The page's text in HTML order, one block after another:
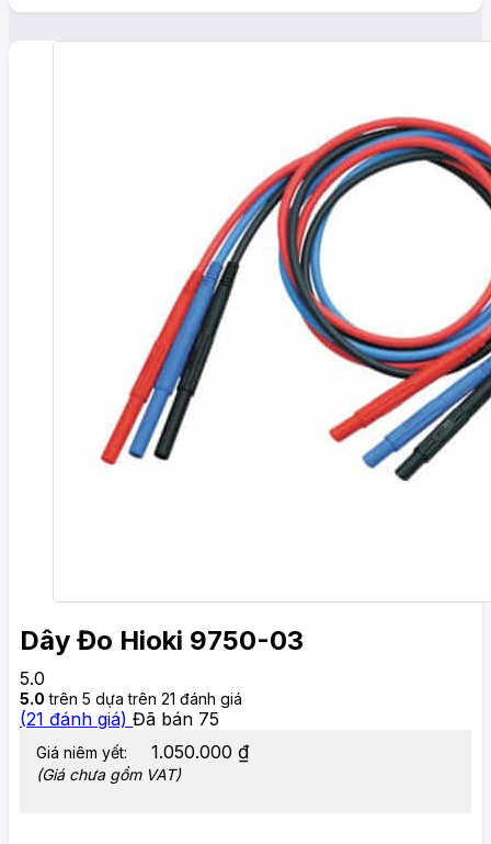
Dây Đo Hioki 9750-03
5.0
5.0 trên 5 dựa trên 21 đánh giá
(21 đánh giá) Đã bán 75
Giá niêm yết: 1.050.000 ₫
(Giá chưa gồm VAT)